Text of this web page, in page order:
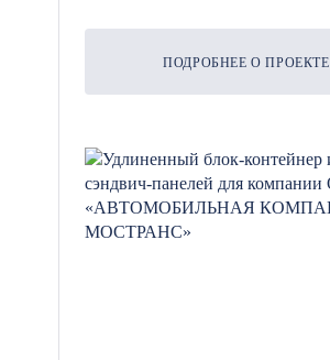
ПОДРОБНЕЕ О ПРОЕКТЕ